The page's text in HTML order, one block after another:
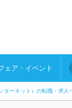
ェア・イベント
ターネット）の転職・求人